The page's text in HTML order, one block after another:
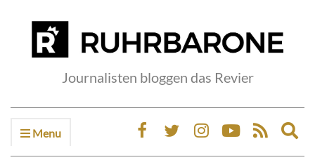
Journalisten bloggen das Revier
Menu